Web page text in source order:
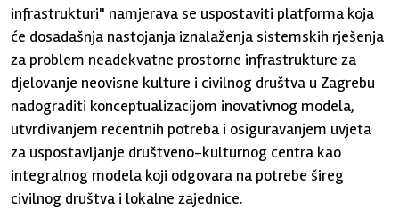
infrastrukturi" namjerava se uspostaviti platforma koja
će dosadašnja nastojanja iznalaženja sistemskih rješenja
za problem neadekvatne prostorne infrastrukture za
djelovanje neovisne kulture i civilnog društva u Zagrebu
nadograditi konceptualizacijom inovativnog modela,
utvrđivanjem recentnih potreba i osiguravanjem uvjeta
za uspostavljanje društveno-kulturnog centra kao
integralnog modela koji odgovara na potrebe šireg
civilnog društva i lokalne zajednice.